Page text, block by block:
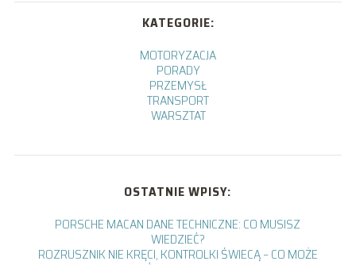
KATEGORIE:
MOTORYZACJA
PORADY
PRZEMYSŁ
TRANSPORT
WARSZTAT
OSTATNIE WPISY:
PORSCHE MACAN DANE TECHNICZNE: CO MUSISZ
WIEDZIEĆ?
ROZRUSZNIK NIE KRĘCI, KONTROLKI ŚWIECĄ – CO MOŻE